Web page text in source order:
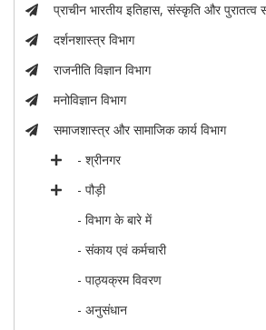
प्राचीन भारतीय इतिहास, संस्कृति और पुरातत्व
दर्शनशास्त्र विभाग
राजनीति विज्ञान विभाग
मनोविज्ञान विभाग
समाजशास्त्र और सामाजिक कार्य विभाग
- श्रीनगर
- पौड़ी
- विभाग के बारे में
- संकाय एवं कर्मचारी
- पाठ्यक्रम विवरण
- अनुसंधान